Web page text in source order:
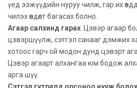
үед ээжүүдийн нуруу чилж, гар их
чилэх өвдөлт багасах болно.
Агаар салхинд гарах . Цэвэр агаар
цэвэршүүлж, сэтгэл санааг дэмжих
хотоос гарч ой модон дунд цэвэрт
Цэвэр агаарт алхангаа юм бодож
арга шүү.